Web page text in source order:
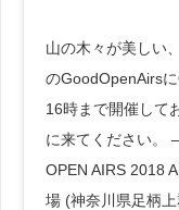
山の木々が美しい
のGoodOpenAirs
16時まで開催して
に来てくださ
OPEN AIRS 2018
場 (神奈川県足柄